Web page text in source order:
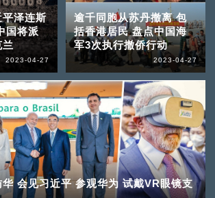
泽连斯
国将派
兰
2023-04-27
逾千同胞从苏丹撤离 包
括香港居民 盘点中国海
军3次执行撤侨行动
2023-04-27
会见习近平 参观华为 试戴VR眼镜支